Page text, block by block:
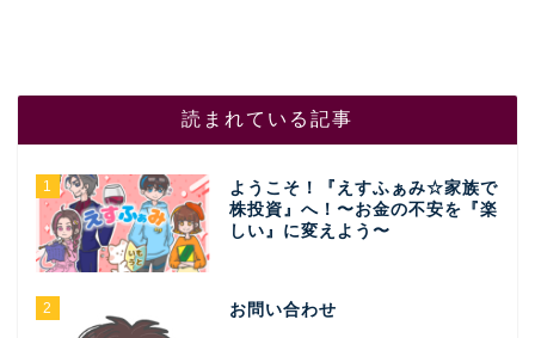
読まれている記事
1
ようこそ！『えすふぁみ☆家族で
株投資』へ！〜お金の不安を『楽
しい』に変えよう〜
2 お問い合わせ